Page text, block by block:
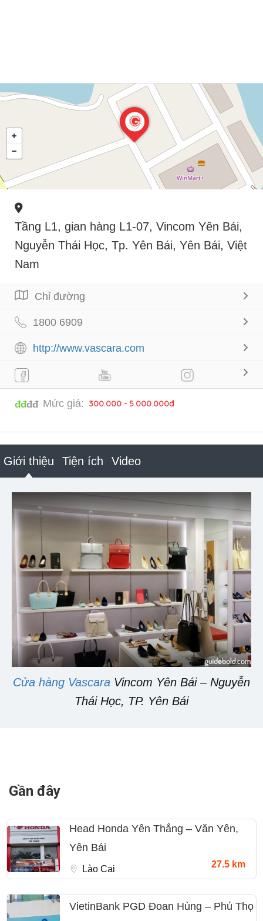
Tầng L1, gian hàng L1-07, Vincom Yên Bái,
Nguyễn Thái Học, Tp. Yên Bái, Yên Bái, Việt
Nam
Chỉ đường
1800 6909
http://www.vascara.com
đđđđ Mức giá: 300.000 - 5.000.000đ
Giới thiệu Tiện ích Video
Cửa hàng Vascara Vincom Yên Bái – Nguyễn
Thái Học, TP. Yên Bái
Gần đây
Head Honda Yên Thắng – Văn Yên,
Yên Bái
Lào Cai 27.5 km
VietinBank PGD Đoan Hùng – Phú Thọ